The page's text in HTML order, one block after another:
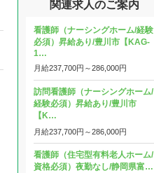
関連求人のご案内
看護師（ナーシングホーム/経験
必須）昇給あり/豊川市【KAG-
1…
月給237,700円～286,000円
訪問看護師（ナーシングホーム/
経験必須）昇給あり/豊川市
【K…
月給237,700円～286,000円
看護師（住宅型有料老人ホーム/
資格必須）夜勤なし/静岡県富…